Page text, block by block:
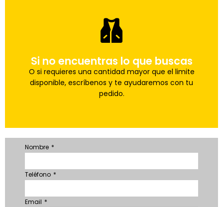
Si no encuentras lo que buscas
O si requieres una cantidad mayor que el limite
disponible, escríbenos y te ayudaremos con tu
pedido.
Haz tu pedido
Uno de nuestros agentes te ayudara con tu
Nombre
Teléfono
Email